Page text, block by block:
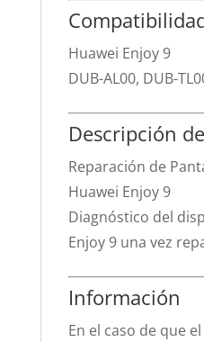
Huawei Enjoy 9
DUB-AL00, DUB-
Descripción
Reparación de
Huawei Enjoy 9
Diagnóstico del
Enjoy 9 una vez
Información
En el caso de que